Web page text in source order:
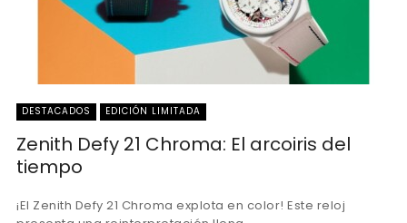
DESTACADOS EDICIÓN LIMITADA
Zenith Defy 21 Chroma: El arcoiris del
tiempo
¡El Zenith Defy 21 Chroma explota en color! Este reloj